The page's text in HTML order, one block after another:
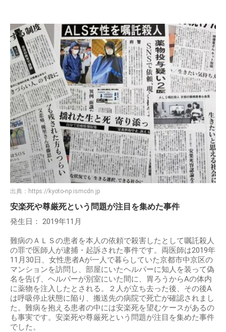
出典： https://kyoto-np.ismcdn.jp
安楽死や尊厳死という問題が注目を集めた事件
発生日： 2019年11月
難病のＡＬＳの患者を本人の依頼で殺害したとして嘱託殺人
の罪で医師人が逮捕・起訴された事件です。両医師は2019年
11月30日、女性患者Aが一人で暮らしていた京都市中京区の
マンションを訪問し、部屋にいたヘルパーに知人を装って偽
名を告げ、ヘルパーが別室にいた間に、胃ろうからAの体内
に薬物を注入したとされる。２人が立ち去った後、その後A
は呼吸停止状態に陥り、搬送先の病院で死亡が確認されまし
た。難病を抱える患者の中には安楽死を望むケースがあるの
も事実です。安楽死や尊厳死という問題が注目を集めた事件
でした。